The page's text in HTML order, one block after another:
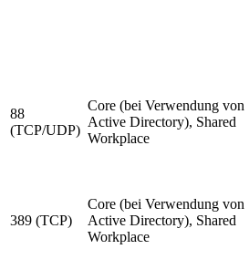
88
(TCP/UDP)
Core (bei Verwendung von
Active Directory), Shared
Workplace
389 (TCP)
Core (bei Verwendung von
Active Directory), Shared
Workplace